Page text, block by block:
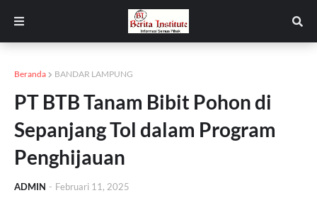
Beranda BANDAR LAMPUNG
PT BTB Tanam Bibit Pohon di
Sepanjang Tol dalam Program
Penghijauan
ADMIN - Februari 11, 2025